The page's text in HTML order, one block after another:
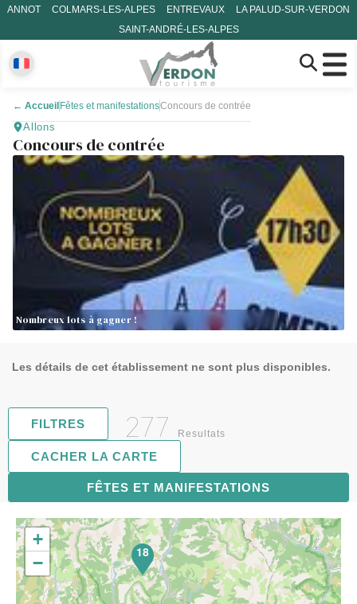
ANNOT COLMARS-LES-ALPES ENTREVAUX
LA PALUD-SUR-VERDON
SAINT-ANDRÉ-LES-ALPES
← Accueil Fêtes et manifestationsConcours de contrée
Allons
Concours de contrée
Nombreux lots à gagner !
Les détails de cet établissement ne sont plus disponibles.
FILTRES 277 Resultats
FÊTES ET MANIFESTATIONS
CACHER LA CARTE
18
72
+
−